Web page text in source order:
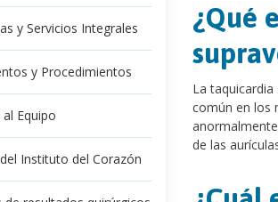
y Servicios Integrales
y Procedimientos
Equipo
Instituto del Corazón
¿Qué
La
común en los
de las